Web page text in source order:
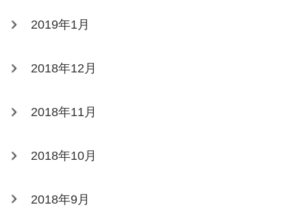
2019年1月
2018年12月
2018年11月
2018年10月
2018年9月